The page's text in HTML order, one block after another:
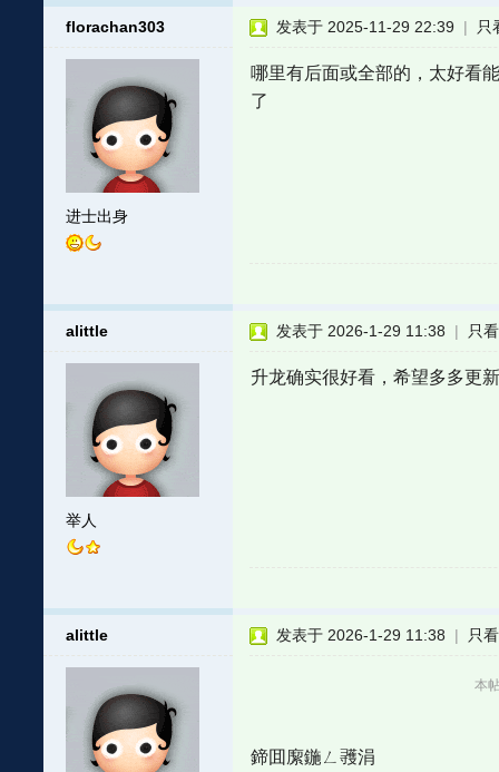
florachan303
进士出身
发表于 2025-11-29 22:39 | 只
哪里有后面或全部的，太好看
了
alittle
举人
发表于 2026-1-29 11:38 | 只
升龙确实很好看，希望多多更
alittle 发表于 2026-1-29 11:38 | 只
本
鍗囬緳鍦ㄥ彟涓